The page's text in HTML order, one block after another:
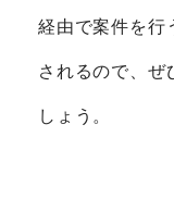
経由で案件を行
されるので、ぜ
しょう。